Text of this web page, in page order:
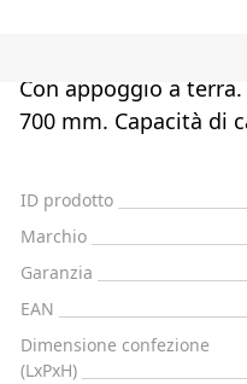
Con appoggio a
700 mm. Capacità di
ID prodotto
Marchio
Garanzia
EAN
Dimensione confezione
(LxPxH)